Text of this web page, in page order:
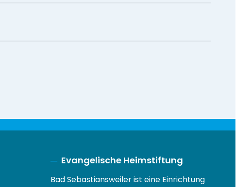
Evangelische Heimstiftung
Bad Sebastiansweiler ist eine Einrichtung